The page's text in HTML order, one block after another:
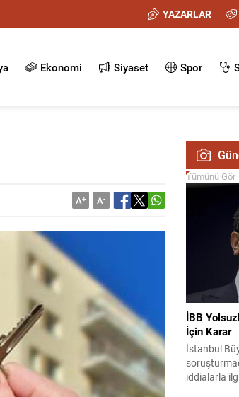
YAZARLAR
Ekonomi Siyaset Spor
A+ A-
Tümünü Gör
İBB
İçin Karar
İstanbul
iddialarla